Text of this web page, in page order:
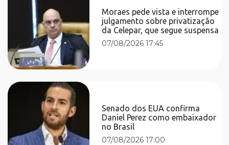
Moraes pede vista e interrompe
julgamento sobre privatização
da Celepar, que segue suspensa
07/08/2026 17:45
Senado dos EUA confirma
Daniel Perez como embaixador
no Brasil
07/08/2026 17:00